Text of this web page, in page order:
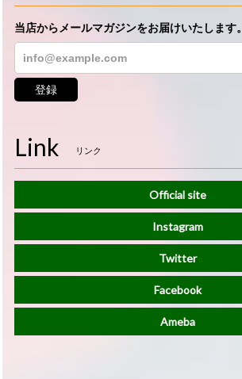
当店からメールマガジンをお届けいたします。
登録
Link リンク
Official site
Instagram
Twitter
Facebook
Ameba